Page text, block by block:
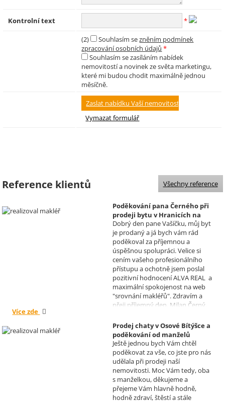
Kontrolní text *
(2) Souhlasím sezněním podmínek
zpracování osobních údajů *
Souhlasím se zasíláním nabídek
nemovitostí a novinek ze světa marketingu,
které mi budou chodit maximálně jednou
měsíčně.
Reference klientů
Poděkování pana Černého při
prodeji bytu v Hranicích na
Moravě
Realizoval makléř: David
Vašíček
Dobrý den pane Vašíčku, můj byt
je prodaný a já bych vám rád
poděkoval za příjemnou a
úspěšnou spolupráci. Velice si
cením vašeho profesionálního
přístupu a ochotně jsem poslal
pozitivní hodnocení ALVA REAL a
maximální spokojenost na web
"srovnání makléřů". Zdravím a
přeji příjemný den, Milan Černý,
Více zde
Prodej chaty v Osové Bítýšce a
poděkování od manželů
Kovandových
Realizoval makléř: Sylva
Čadová
Ještě jednou bych Vám chtěl
poděkovat za vše, co jste pro nás
udělala při prodeji naší
nemovitosti. Moc Vám tedy, oba
s manželkou, děkujeme a
přejeme Vám hlavně hodně,
hodně zdraví, štěstí a stále
Všechny reference